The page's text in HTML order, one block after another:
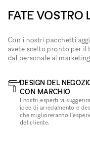
FATE VOSTRO
Con i nostri pacchetti
avete scelto pronto per il
dal personale al
DESIGN DEL
CON MARCHIO
I nostri esperti vi
idee di arredamento e
che miglioreranno
del cliente.